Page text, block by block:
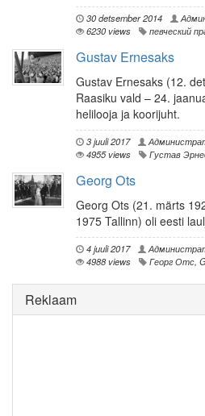
30 detsember 2014
6230 views
певческий
Gustav Ernesaks
Gustav Ernesaks (12.
Raasiku vald – 24.
helilooja ja koorijuht.
3 juuli 2017
4955 views
Густав
Georg Ots
Georg Ots (21. märts
1975 Tallinn) oli eesti
4 juuli 2017
4988 views
Георг Отс,
Reklaam